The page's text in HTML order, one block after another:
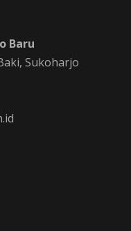
Baru
Sukoharjo